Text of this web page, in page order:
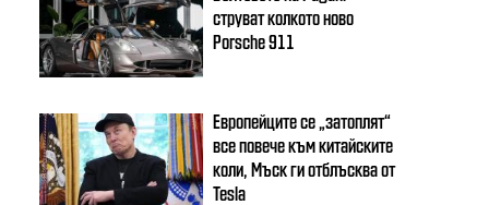
струват колкото ново
Porsche 911
Европейците се „затоплят“
все повече към китайските
коли, Мъск ги отблъсква от
Tesla